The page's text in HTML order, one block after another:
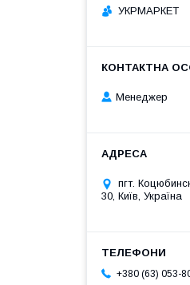
УКРМАРКЕТ
Менеджер
пгт.
30, Київ, Україна
+380 (63) 053-